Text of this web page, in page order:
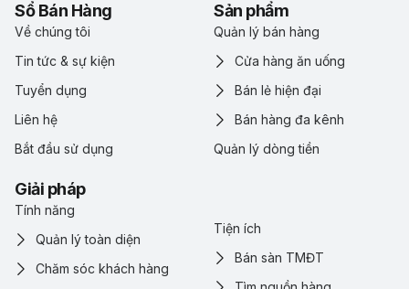
Sổ Bán Hàng
Về chúng tôi
Tin tức & sự kiện
Tuyển dụng
Liên hệ
Bắt đầu sử dụng
Sản phẩm
Quản lý bán hàng
Cửa hàng ăn uống
Bán lẻ hiện đại
Bán hàng đa kênh
Quản lý dòng tiền
Giải pháp
Tính năng
Quản lý toàn diện
Chăm sóc khách hàng
Tiện ích
Bán sàn TMĐT